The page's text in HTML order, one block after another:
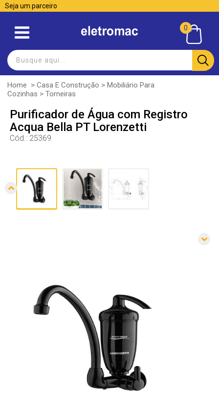
Seja um parceiro
0
Home > Casa E Construção > Mobiliário Para
Cozinhas > Torneiras
Purificador de Água com Registro
Acqua Bella PT Lorenzetti
Cód.: 25369